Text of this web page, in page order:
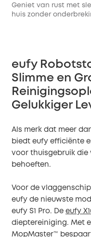
Geniet van rust met
huis zonder
eufy
Slimme en
Gelukkiger
Als merk dat meer
biedt eufy efficiënte
voor thuisgebruik
behoeften.
Voor de
eufy de nieuwste
eufy S1 Pro. De eufy
dieptereiniging. Met
MopMaster™